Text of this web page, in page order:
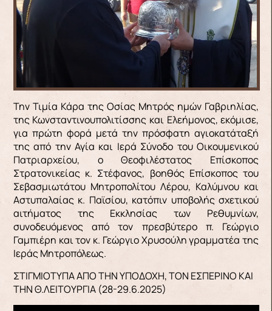
Την Τιμία Κάρα της Οσίας Μητρός ημών Γαβριηλίας,
της Κωνσταντινουπολιτίσσης και Ελεήμονος, εκόμισε,
για πρώτη φορά μετά την πρόσφατη αγιοκατάταξή
της από την Αγία και Ιερά Σύνοδο του Οικουμενικού
Πατριαρχείου, ο Θεοφιλέστατος Επίσκοπος
Στρατονικείας κ. Στέφανος, βοηθός Επίσκοπος του
Σεβασμιωτάτου Μητροπολίτου Λέρου, Καλύμνου και
Αστυπαλαίας κ. Παϊσίου, κατόπιν υποβολής σχετικού
αιτήματος της Εκκλησίας των Ρεθυμνίων,
συνοδευόμενος από τον πρεσβύτερο π. Γεώργιο
Γαμπιέρη και τον κ. Γεώργιο Χρυσούλη γραμματέα της
Ιεράς Μητροπόλεως.
ΣΤΙΓΜΙΟΤΥΠΑ ΑΠΟ ΤΗΝ ΥΠΟΔΟΧΗ, ΤΟΝ ΕΣΠΕΡΙΝΟ ΚΑΙ
ΤΗΝ Θ.ΛΕΙΤΟΥΡΓΙΑ (28-29.6.2025)